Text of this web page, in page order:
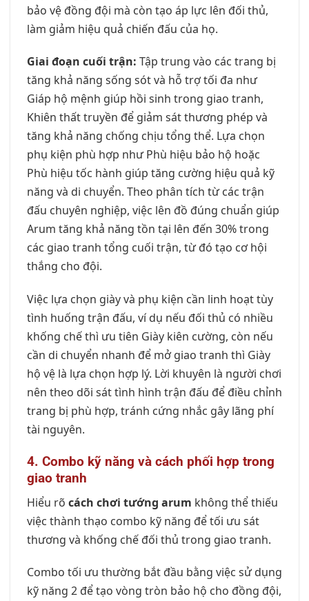
bảo vệ đồng đội mà còn tạo áp lực lên đối thủ,
làm giảm hiệu quả chiến đấu của họ.
Giai đoạn cuối trận: Tập trung vào các trang bị
tăng khả năng sống sót và hỗ trợ tối đa như
Giáp hộ mệnh giúp hồi sinh trong giao tranh,
Khiên thất truyền để giảm sát thương phép và
tăng khả năng chống chịu tổng thể. Lựa chọn
phụ kiện phù hợp như Phù hiệu bảo hộ hoặc
Phù hiệu tốc hành giúp tăng cường hiệu quả kỹ
năng và di chuyển. Theo phân tích từ các trận
đấu chuyên nghiệp, việc lên đồ đúng chuẩn giúp
Arum tăng khả năng tồn tại lên đến 30% trong
các giao tranh tổng cuối trận, từ đó tạo cơ hội
thắng cho đội.
Việc lựa chọn giày và phụ kiện cần linh hoạt tùy
tình huống trận đấu, ví dụ nếu đối thủ có nhiều
khống chế thì ưu tiên Giày kiên cường, còn nếu
cần di chuyển nhanh để mở giao tranh thì Giày
hộ vệ là lựa chọn hợp lý. Lời khuyên là người chơi
nên theo dõi sát tình hình trận đấu để điều chỉnh
trang bị phù hợp, tránh cứng nhắc gây lãng phí
tài nguyên.
4. Combo kỹ năng và cách phối hợp trong
giao tranh
Hiểu rõ cách chơi tướng arum không thể thiếu
việc thành thạo combo kỹ năng để tối ưu sát
thương và khống chế đối thủ trong giao tranh.
Combo tối ưu thường bắt đầu bằng việc sử dụng
kỹ năng 2 để tạo vòng tròn bảo hộ cho đồng đội,